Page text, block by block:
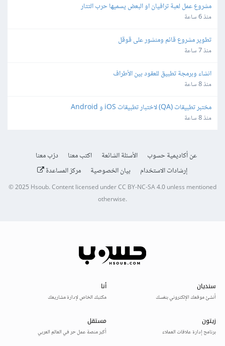
مشروع عمل لعبة ترافيان او البعض يسميها حرب التتار
منذ 6 ساعة
تطوير مشروع قائم ومنشور على قوقل
منذ 7 ساعة
انشاء وبرمجة تطبيق للعقود بين الأطراف
منذ 8 ساعة
مختبر تطبيقات (QA) لاختبار تطبيقات iOS و Android
منذ 8 ساعة
عن أكاديمية حسوب الأسئلة الشائعة اكتب معنا
درّب معنا
إرشادات الاستخدام
بيان الخصوصية مركز المساعدة
© 2025 Hsoub.Content licensed underCC BY-NC-SA 4.0unless mentioned
otherwise.